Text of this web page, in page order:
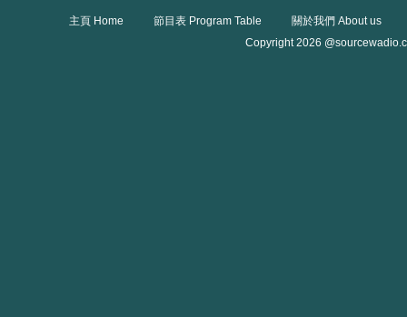
主頁 Home 節目表 Program Table
關於我們 About us
Copyright 2026